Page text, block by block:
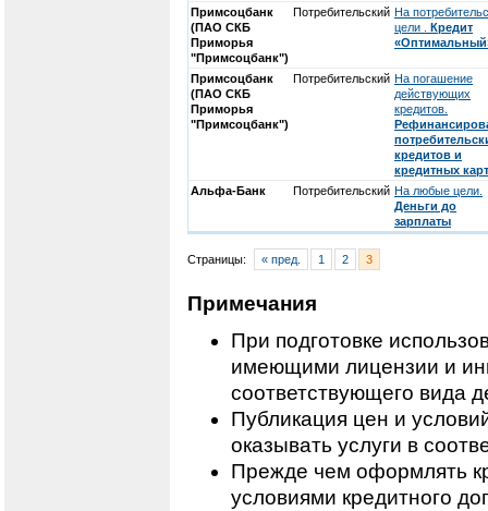
Примсоцбанк
(ПАО СКБ
Приморья
"Примсоцбанк")
Потребительский На
цели . Кредит
Примсоцбанк
(ПАО СКБ
Приморья
"Примсоцбанк")
Потребительский На погашение
действующих
кредитов.
кредитов и
кредитных карт
Альфа-Банк
Потребительский На любые цели.
Деньги до
зарплаты
Страницы: « пред. 1 2 3
Примечания
При подготовке
имеющими лицензии и
соответствующего вида
Публикация цен и
оказывать услуги в
Прежде чем оформлять
условиями кредитного